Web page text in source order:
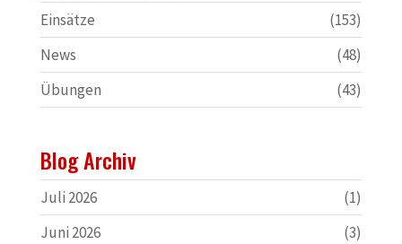
Einsätze
(153)
News
(48)
Übungen
(43)
Blog Archiv
Juli 2026
(1)
Juni 2026
(3)